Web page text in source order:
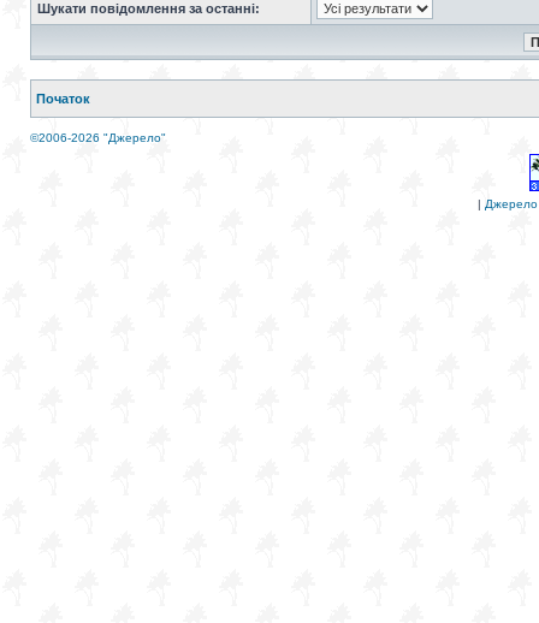
Шукати повідомлення за останні:
Початок
©2006-2026 "Джерело"
| Джерело